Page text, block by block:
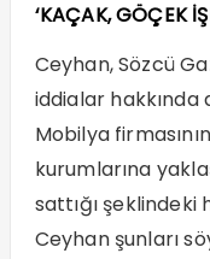
‘KAÇAK, GÖÇEK
Ceyhan, Sözcü
iddialar hakkında
Mobilya
kurumlarına
sattığı
Ceyhan şunları